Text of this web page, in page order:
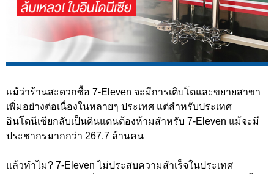
แม้ว่าร้านสะดวกซื้อ 7-Eleven จะมีการเติบโตและขยายสาขา
เพิ่มอย่างต่อเนื่องในหลายๆ ประเทศ แต่สำหรับประเทศ
อินโดนีเซียกลับเป็นดินแดนต้องห้ามสำหรับ 7-Eleven แม้จะมี
ประชากรมากกว่า 267.7 ล้านคน
แล้วทำไม? 7-Eleven ไม่ประสบความสำเร็จในประเทศ